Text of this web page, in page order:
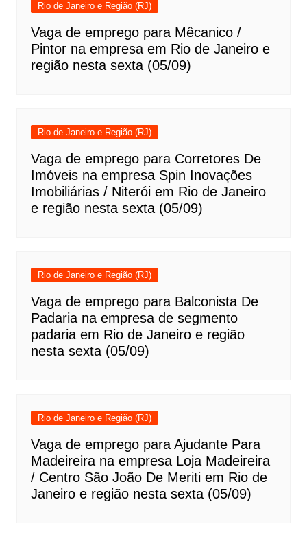
Rio de Janeiro e Região (RJ)
Vaga de emprego para Mêcanico /
Pintor na empresa em Rio de Janeiro e
região nesta sexta (05/09)
Rio de Janeiro e Região (RJ)
Vaga de emprego para Corretores De
Imóveis na empresa Spin Inovações
Imobiliárias / Niterói em Rio de Janeiro
e região nesta sexta (05/09)
Rio de Janeiro e Região (RJ)
Vaga de emprego para Balconista De
Padaria na empresa de segmento
padaria em Rio de Janeiro e região
nesta sexta (05/09)
Rio de Janeiro e Região (RJ)
Vaga de emprego para Ajudante Para
Madeireira na empresa Loja Madeireira
/ Centro São João De Meriti em Rio de
Janeiro e região nesta sexta (05/09)